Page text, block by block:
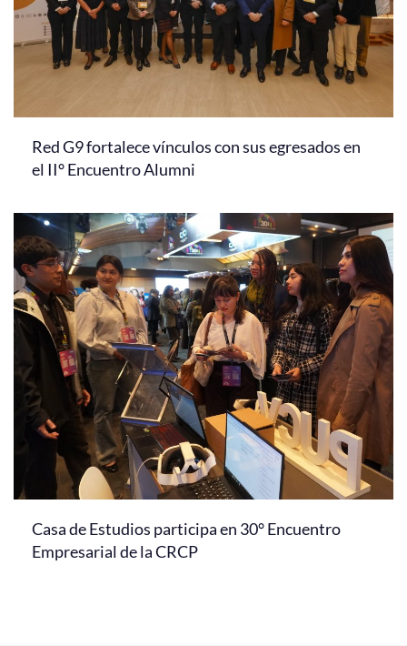
Red G9 fortalece vínculos con sus egresados en
el II° Encuentro Alumni
Casa de Estudios participa en 30° Encuentro
Empresarial de la CRCP